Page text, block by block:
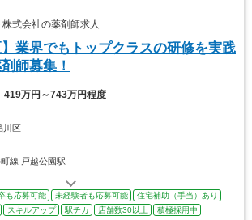
式会社の薬剤師求人
】業界でもトップクラスの研修を実践
師募集！
419万円～743万円程度
川区
線 戸越公園駅
も応募可能 未経験者も応募可能
住宅補助（手当）あり
スキルアップ 駅チカ 店舗数30以上 積極採用中